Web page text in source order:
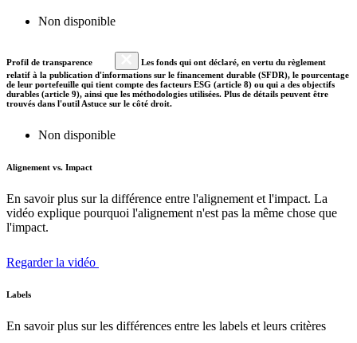
Non disponible
Profil de transparence
Les fonds qui ont déclaré, en vertu du règlement
relatif à la publication d'informations sur le financement durable (SFDR), le pourcentage
de leur portefeuille qui tient compte des facteurs ESG (article 8) ou qui a des objectifs
durables (article 9), ainsi que les méthodologies utilisées. Plus de détails peuvent être
trouvés dans l'outil Astuce sur le côté droit.
Non disponible
Alignement vs. Impact
En savoir plus sur la différence entre l'alignement et l'impact. La
vidéo explique pourquoi l'alignement n'est pas la même chose que
l'impact.
Regarder la vidéo
Labels
En savoir plus sur les différences entre les labels et leurs critères